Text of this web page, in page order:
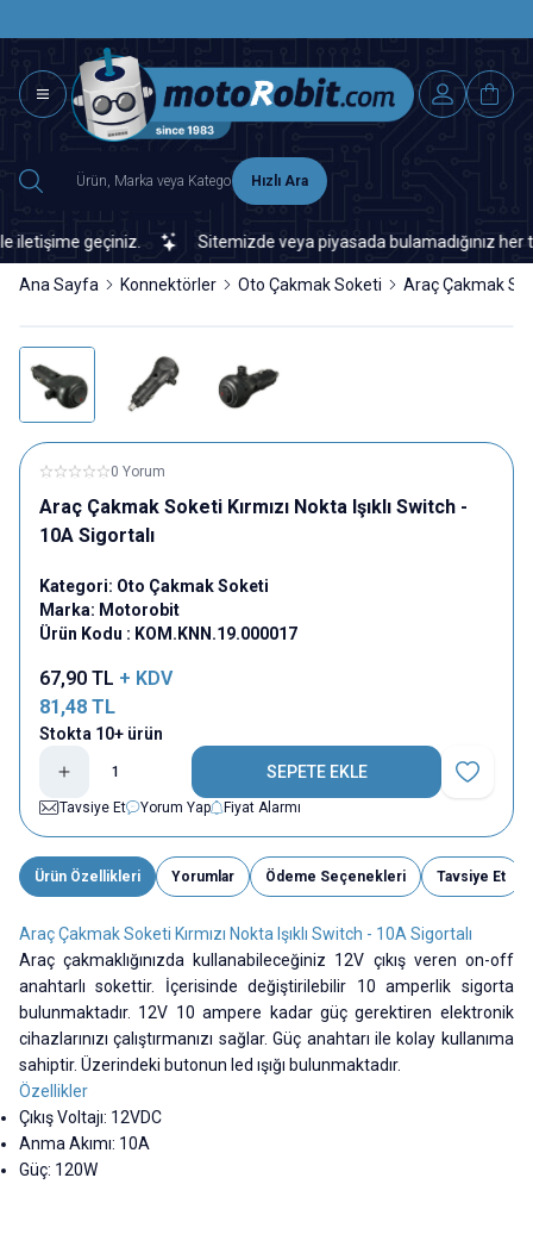
Hızlı Ara
geçiniz. Sitemizde veya piyasada bulamadığınız her
Ana Sayfa Konnektörler Oto Çakmak Soketi Araç Çakmak
0 Yorum
Araç Çakmak Soketi Kırmızı Nokta Işıklı Switch -
10A Sigortalı
Kategori: Oto Çakmak Soketi
Marka: Motorobit
Ürün Kodu : KOM.KNN.19.000017
67,90 TL + KDV
81,48 TL
Stokta 10+ ürün
SEPETE EKLE
Favoriye
Tavsiye Et
Yorum Yap Fiyat Alarmı
Ürün Özellikleri Yorumlar Ödeme Seçenekleri Tavsiye Et
Araç Çakmak Soketi Kırmızı Nokta Işıklı Switch - 10A Sigortalı
Araç çakmaklığınızda kullanabileceğiniz 12V çıkış veren on-off
anahtarlı sokettir. İçerisinde değiştirilebilir 10 amperlik sigorta
bulunmaktadır. 12V 10 ampere kadar güç gerektiren elektronik
cihazlarınızı çalıştırmanızı sağlar. Güç anahtarı ile kolay kullanıma
sahiptir. Üzerindeki butonun led ışığı bulunmaktadır.
Özellikler
Çıkış Voltajı: 12VDC
Anma Akımı: 10A
Güç: 120W